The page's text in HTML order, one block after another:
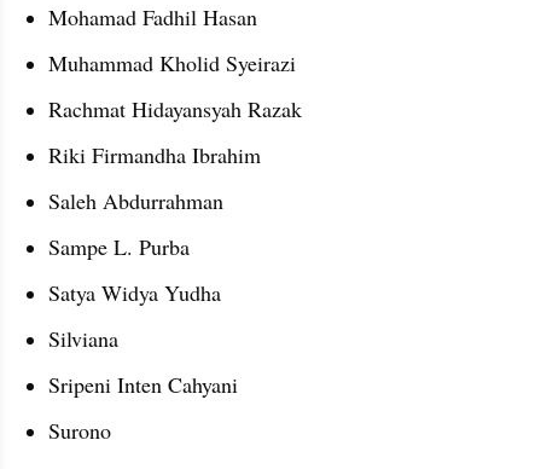
Mohamad Fadhil Hasan
Muhammad Kholid Syeirazi
Rachmat Hidayansyah Razak
Riki Firmandha Ibrahim
Saleh Abdurrahman
Sampe L. Purba
Satya Widya Yudha
Silviana
Sripeni Inten Cahyani
Surono